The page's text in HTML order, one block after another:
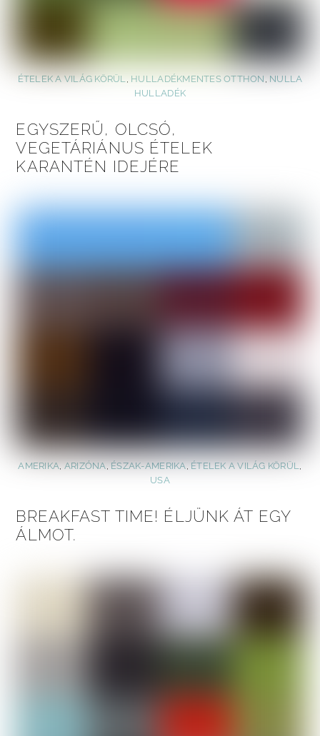
ÉTELEK A VILÁG KÖRÜL, HULLADÉKMENTES OTTHON , NULLA
HULLADÉK
EGYSZERŰ, OLCSÓ,
VEGETÁRIÁNUS ÉTELEK
KARANTÉN IDEJÉRE
AMERIKA, ARIZÓNA, ÉSZAK-AMERIKA, ÉTELEK A VILÁG KÖRÜL,
USA
BREAKFAST TIME! ÉLJÜNK ÁT EGY
ÁLMOT.